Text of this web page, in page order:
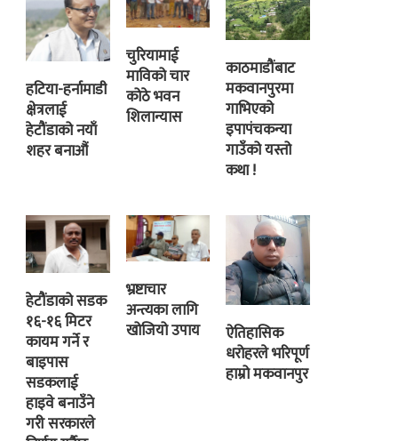
हटिया-हर्नामाडी
क्षेत्रलाई
हेटौंडाको नयाँ
शहर बनाऔं
चुरियामाई
माविको चार
कोठे भवन
शिलान्यास
काठमाडौंबाट
मकवानपुरमा
गाभिएको
इपापंचकन्या
गाउँको यस्तो
कथा !
हेटौंडाको सडक
१६-१६ मिटर
कायम गर्ने र
बाइपास
सडकलाई
हाइवे बनाउँने
गरी सरकारले
भ्रष्टाचार
अन्त्यका लागि
खोजियो उपाय
ऐतिहासिक
धरोहरले भरिपूर्ण
हाम्रो मकवानपुर